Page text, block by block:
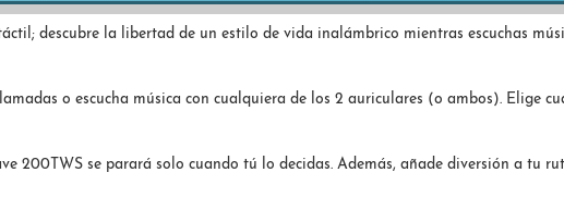
descubre la libertad de un estilo de vida inalámbrico mientras escuchas
o escucha música con cualquiera de los 2 auriculares (o ambos). Elige
200TWS se parará solo cuando tú lo decidas. Además, añade diversión a tu